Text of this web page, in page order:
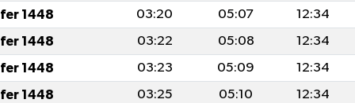
1448 03:20 05:07 12:34
1448 03:22 05:08 12:34
1448 03:23 05:09 12:34
1448 03:25 05:10 12:34